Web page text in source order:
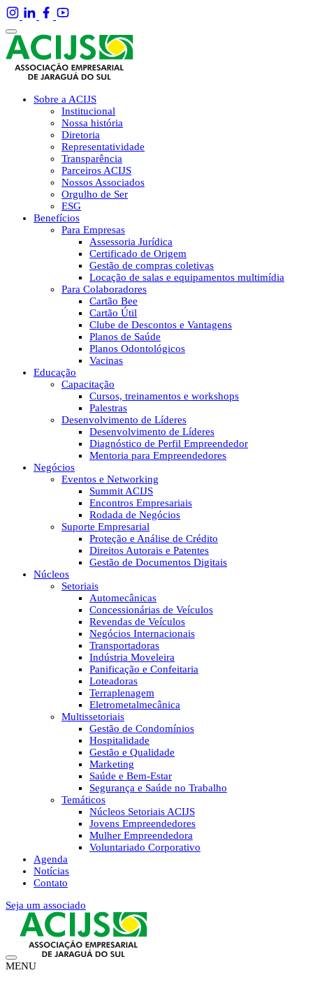
Sobre a ACIJS
Institucional
Nossa história
Diretoria
Representatividade
Transparência
Parceiros ACIJS
Nossos Associados
Orgulho de Ser
ESG
Benefícios
Para Empresas
Assessoria Jurídica
Certificado de Origem
Gestão de compras coletivas
Locação de salas e equipamentos multimídia
Para Colaboradores
Cartão Bee
Cartão Útil
Clube de Descontos e Vantagens
Planos de Saúde
Planos Odontológicos
Vacinas
Educação
Capacitação
Cursos, treinamentos e workshops
Palestras
Desenvolvimento de Líderes
Desenvolvimento de Líderes
Diagnóstico de Perfil Empreendedor
Mentoria para Empreendedores
Negócios
Eventos e Networking
Summit ACIJS
Encontros Empresariais
Rodada de Negócios
Suporte Empresarial
Proteção e Análise de Crédito
Direitos Autorais e Patentes
Gestão de Documentos Digitais
Núcleos
Setoriais
Automecânicas
Concessionárias de Veículos
Revendas de Veículos
Negócios Internacionais
Transportadoras
Indústria Moveleira
Panificação e Confeitaria
Loteadoras
Terraplenagem
Eletrometalmecânica
Multissetoriais
Gestão de Condomínios
Hospitalidade
Gestão e Qualidade
Marketing
Saúde e Bem-Estar
Segurança e Saúde no Trabalho
Temáticos
Núcleos Setoriais ACIJS
Jovens Empreendedores
Mulher Empreendedora
Voluntariado Corporativo
Agenda
Notícias
Contato
Seja um associado
MENU